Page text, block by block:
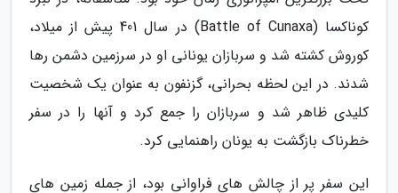
کوناکسا (Battle of Cunaxa) در سال 401 پیش از میلاد،
کوروش کشته شد و سربازان یونانی او در سرزمین دشمن رها
شدند. در این لحظه بحرانی، گزنفون به عنوان یک شخصیت
کلیدی ظاهر شد و سربازان را جمع کرد و آنها را در سفر
خطرناک بازگشت به یونان راهنمایی کرد.
این سفر پر از چالش های فراوانی بود، از جمله زمین های